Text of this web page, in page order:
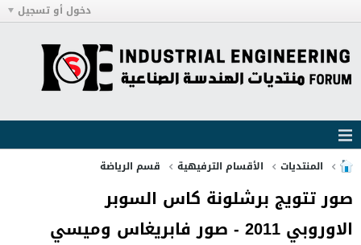
دخول أو تسجيل
المنتديات الأقسام الترفيهية قسم الرياضة
صور تتويج برشلونة كاس السوبر
الاوروبي 2011 - صور فابريغاس وميسي